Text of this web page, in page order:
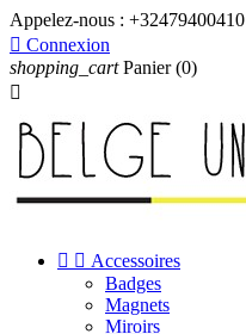
Appelez-nous : +32479400410
 Connexion
shopping_cart Panier (0)

  Accessoires
Badges
Magnets
Miroirs